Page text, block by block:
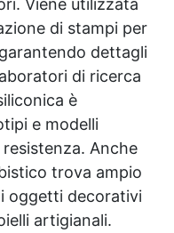
di creare
personalizzato.
di stampi per
dettagli
di ricerca
è
e modelli
Anche
trova ampio
oggetti decorativi
artigianali.